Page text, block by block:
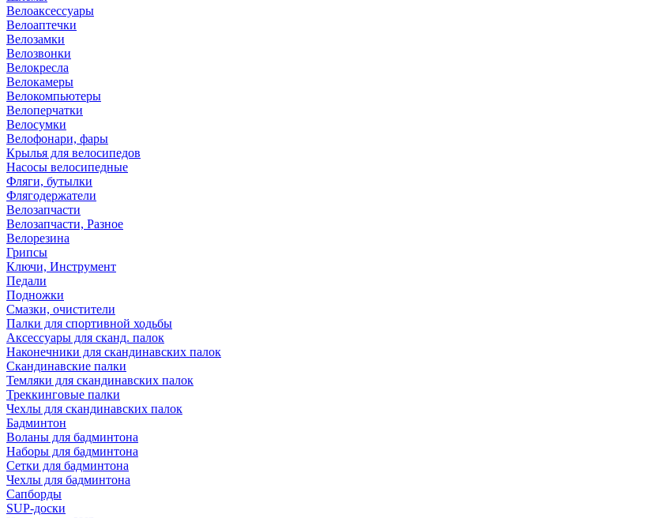
Велоаксессуары
Велоаптечки
Велозамки
Велозвонки
Велокресла
Велокамеры
Велокомпьютеры
Велоперчатки
Велосумки
Велофонари, фары
Крылья для велосипедов
Насосы велосипедные
Фляги, бутылки
Флягодержатели
Велозапчасти
Велозапчасти, Разное
Велорезина
Грипсы
Ключи, Инструмент
Педали
Подножки
Смазки, очистители
Палки для спортивной ходьбы
Аксессуары для сканд. палок
Наконечники для скандинавских палок
Скандинавские палки
Темляки для скандинавских палок
Треккинговые палки
Чехлы для скандинавских палок
Бадминтон
Воланы для бадминтона
Наборы для бадминтона
Сетки для бадминтона
Чехлы для бадминтона
Сапборды
SUP-доски